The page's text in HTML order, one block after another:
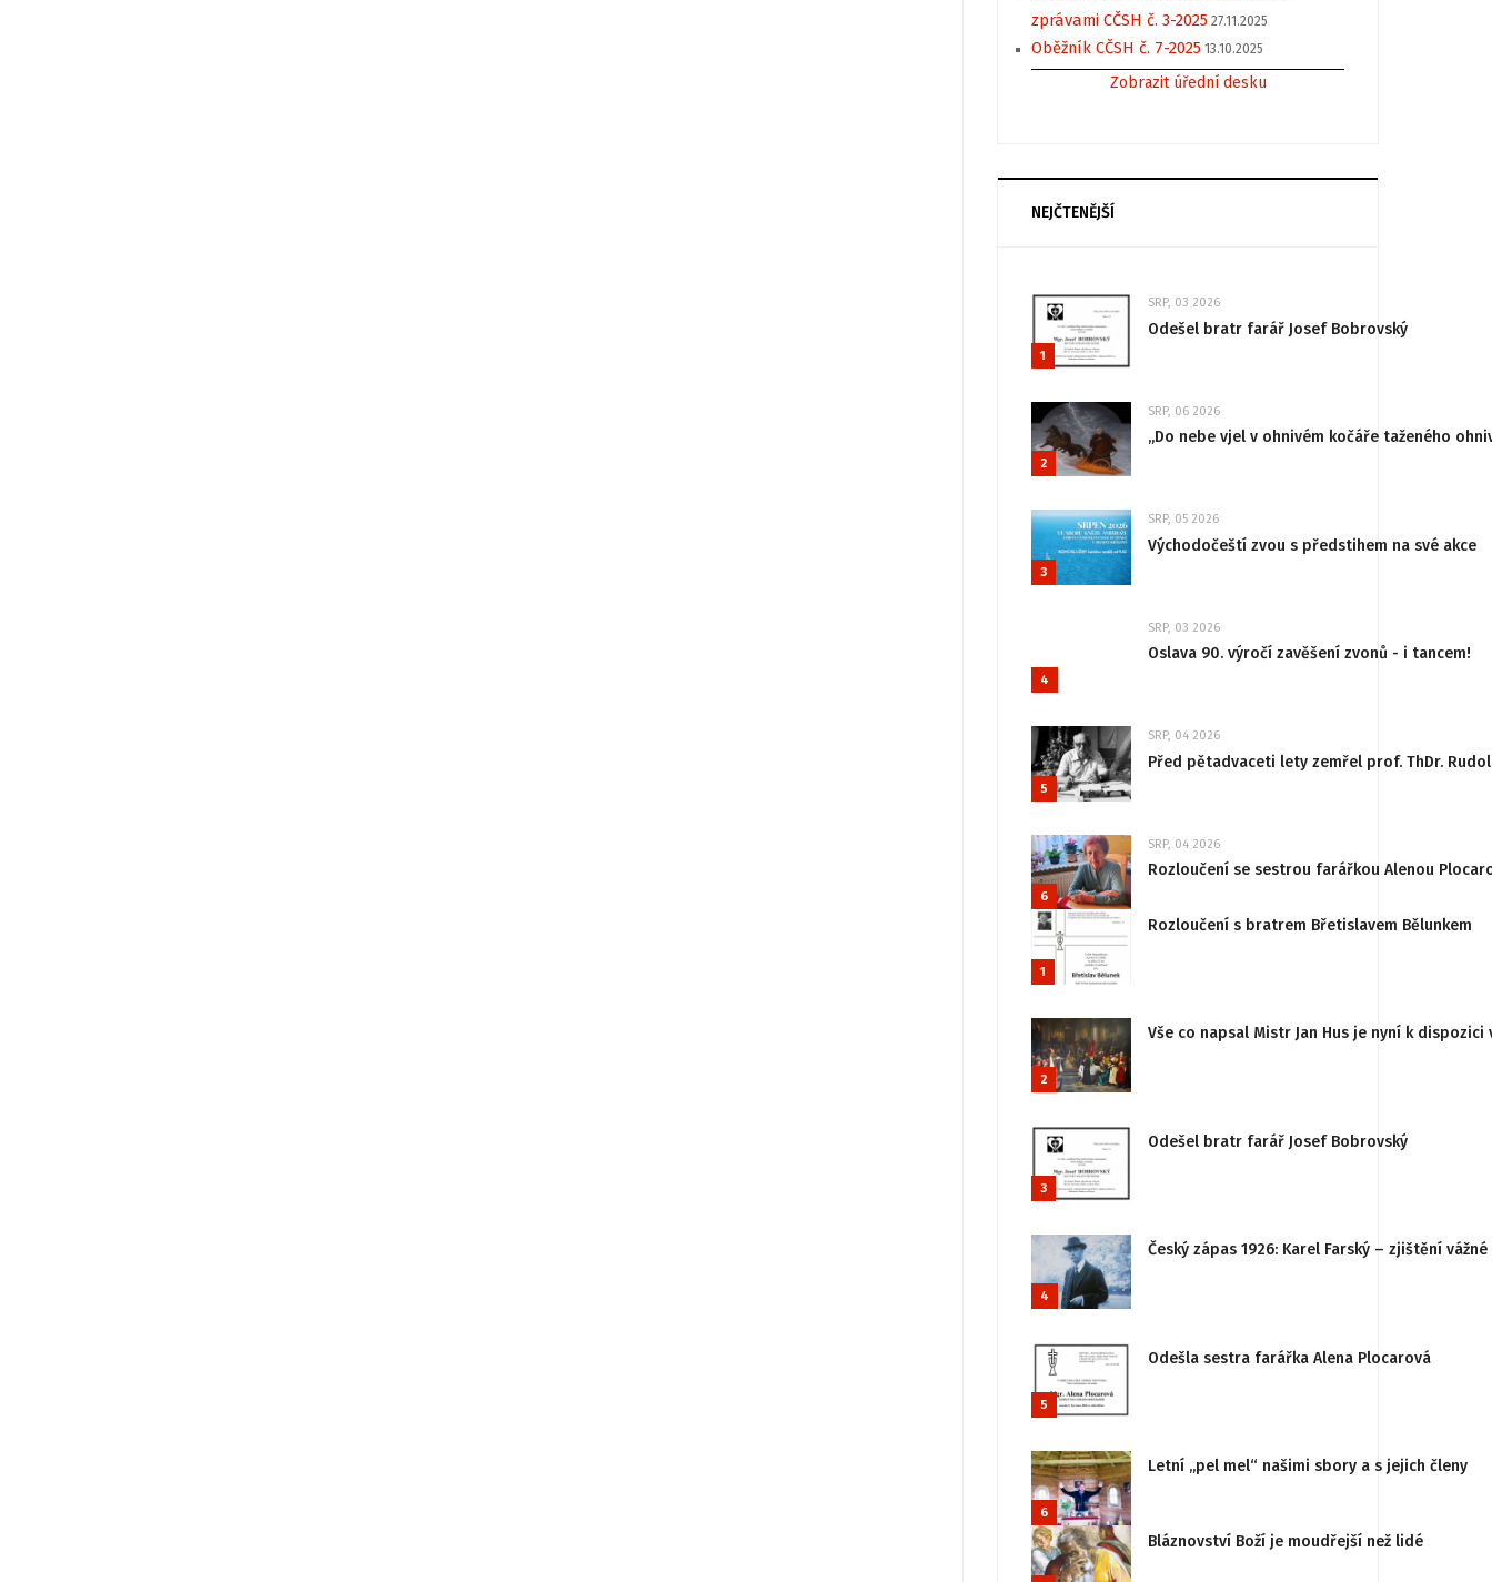
zprávami CČSH č. 3-2025 27.11.2025
Oběžník CČSH č. 7-2025 13.10.2025
Zobrazit úřední desku
NEJČTENĚJŠÍ
1
SRP, 03 2026
Odešel bratr farář Josef Bobrovský
2
SRP, 06 2026
„Do nebe vjel v ohnivém kočáře taženého
3
SRP, 05 2026
Východočeští zvou s předstihem na své akce
4
SRP, 03 2026
Oslava 90. výročí zavěšení zvonů - i tancem!
5
SRP, 04 2026
Před pětadvaceti lety zemřel prof. ThDr.
6
SRP, 04 2026
Rozloučení se sestrou farářkou Alenou
1
Rozloučení s bratrem Břetislavem Bělunkem
2
Vše co napsal Mistr Jan Hus je nyní k
3
Odešel bratr farář Josef Bobrovský
4
Český zápas 1926: Karel Farský – zjištění
5
Odešla sestra farářka Alena Plocarová
6
Letní „pel mel“ našimi sbory a s jejich členy
Bláznovství Boží je moudřejší než lidé